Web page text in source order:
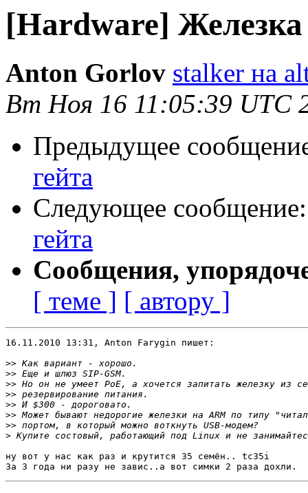
[Hardware] Железка
Anton Gorlov stalker на
Вт Ноя 16 11:05:39 UTC
Предыдущее
гейта
Следующее
гейта
Сообщения,
[ теме ] [ автору ]
16.11.2010 13:31, Anton Farygin пишет:
>>
>>
>>
>>
>>
>>
>>
>
ну вот у нас как раз и крутится 35 семён.. tc35i